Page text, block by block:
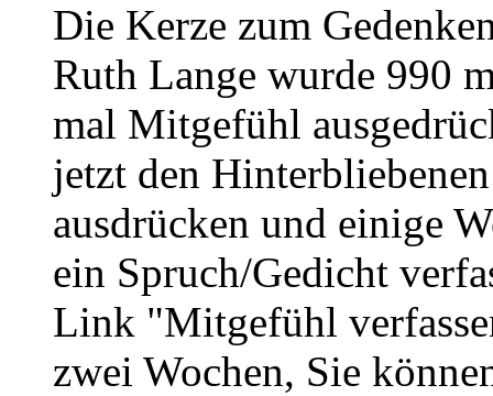
Die Kerze zum
Ruth Lange wurde 990
mal Mitgefühl
jetzt den
ausdrücken und einige
ein Spruch/Gedicht
Link "Mitgefühl
zwei Wochen, Sie